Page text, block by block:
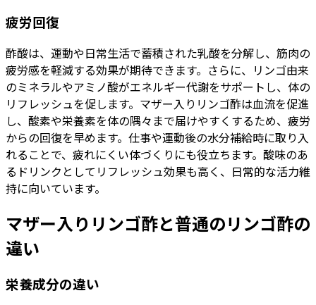
疲労回復
酢酸は、運動や日常生活で蓄積された乳酸を分解し、筋肉の
疲労感を軽減する効果が期待できます。さらに、リンゴ由来
のミネラルやアミノ酸がエネルギー代謝をサポートし、体の
リフレッシュを促します。マザー入りリンゴ酢は血流を促進
し、酸素や栄養素を体の隅々まで届けやすくするため、疲労
からの回復を早めます。仕事や運動後の水分補給時に取り入
れることで、疲れにくい体づくりにも役立ちます。酸味のあ
るドリンクとしてリフレッシュ効果も高く、日常的な活力維
持に向いています。
マザー入りリンゴ酢と普通のリンゴ酢の
違い
栄養成分の違い